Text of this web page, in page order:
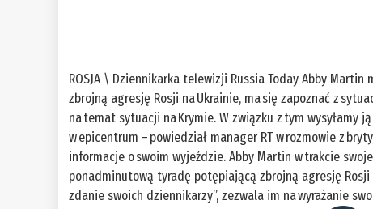
ROSJA \ Dziennikarka telewizji Russia Today Abby Martin
zbrojną agresję Rosji na Ukrainie, ma się zapoznać z
na temat sytuacji na Krymie. W związku z tym wysyłamy
w epicentrum – powiedział manager RT w rozmowie z
informacje o swoim wyjeździe. Abby Martin w trakcie
ponadminutową tyradę potępiającą zbrojną agresję Rosji
zdanie swoich dziennikarzy”, zezwala im na wyrażanie